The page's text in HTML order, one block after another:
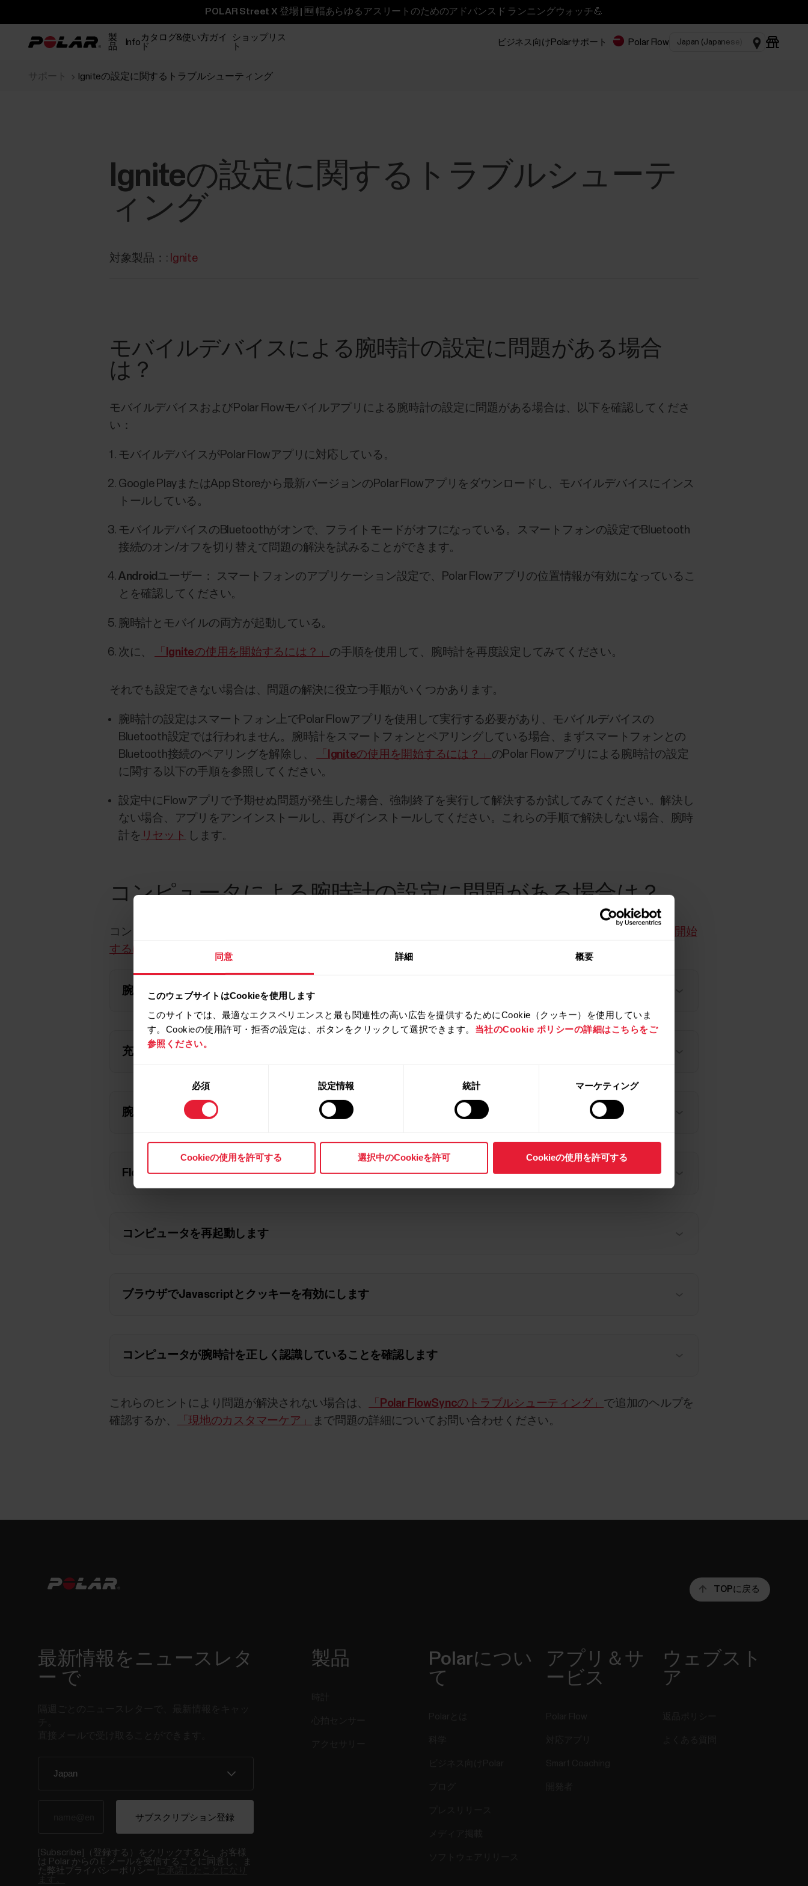
同意 詳細 概要
このウェブサイトはCookieを使用します
このサイトでは、最適なエクスペリエンスと最も関連性の高い広告を提供するためにCookie（クッキー）を使用していま
す。Cookieの使用許可・拒否の設定は、ボタンをクリックして選択できます。 当社のCookie ポリシーの詳細はこちらをご
参照ください。
選
必須 設定情報 統計 マーケティング
Cookieの使用を許可する 選択中のCookieを許可 Cookieの使用を許可する
POLAR Street X 登場 | 🆕 幅あらゆるアスリートのためのアドバンスド ランニングウォッチ💪
製
品
Info カタログ&使い方ガイ
ド
ショップリス
ト
ビジネス向けPolarサポート Polar Flow
サポート Igniteの設定に関するトラブルシューティング
Igniteの設定に関するトラブルシューテ
ィング
対象製品：: Ignite
モバイルデバイスによる腕時計の設定に問題がある場合
は？
モバイルデバイスおよびPolar Flowモバイルアプリによる腕時計の設定に問題がある場合は、以下を確認してくださ
い：
モバイルデバイスがPolar Flowアプリに対応している。
Google PlayまたはApp Storeから最新バージョンのPolar Flowアプリをダウンロードし、モバイルデバイスにインス
トールしている。
モバイルデバイスのBluetoothがオンで、フライトモードがオフになっている。スマートフォンの設定でBluetooth
接続のオン/オフを切り替えて問題の解決を試みることができます。
Androidユーザー ： スマートフォンのアプリケーション設定で、Polar Flowアプリの位置情報が有効になっているこ
とを確認してください。
腕時計とモバイルの両方が起動している。
次に、 「Igniteの使用を開始するには？」 の手順を使用して、腕時計を再度設定してみてください。
それでも設定できない場合は、問題の解決に役立つ手順がいくつかあります。
腕時計の設定はスマートフォン上でPolar Flowアプリを使用して実行する必要があり、モバイルデバイスの
Bluetooth設定では行われません。腕時計をスマートフォンとペアリングしている場合、まずスマートフォンとの
Bluetooth接続のペアリングを解除し、
「Igniteの使用を開始するには？」 のPolar Flowアプリによる腕時計の設定
に関する以下の手順を参照してください。
設定中にFlowアプリで予期せぬ問題が発生した場合、強制終了を実行して解決するか試してみてください。解決し
ない場合、アプリをアンインストールし、再びインストールしてください。これらの手順で解決しない場合、腕時
計を リセット します。
コンピュータによる腕時計の設定に問題がある場合は？
コンピュータによる腕時計の設定に問題がある場合は、下の手順を一度に1つずつ試してから、
「Igniteの使用を開始
するには？」
の手順を使用して、再度腕時計を設定してみてください。
腕時計とケーブルの充電接点が清潔であることを確認してください
充電ケーブルが機能していることを確認してください
腕時計を再起動する
FlowSyncを再起動します
コンピュータを再起動します
ブラウザでJavascriptとクッキーを有効にします
コンピュータが腕時計を正しく認識していることを確認します
これらのヒントにより問題が解決されない場合は、 「Polar FlowSyncのトラブルシューティング」 で追加のヘルプを
確認するか、
「現地のカスタマーケア」 まで問題の詳細についてお問い合わせください。
TOPに戻る
最新情報をニュースレタ
ー で
[Subscribe]（登録する）をクリックすると、お客様
は Polar からの E メールを受信することに同意し、ま
た弊社プライバシーポリシー
製品
Polarについ
て
アプリ＆サ
ービス
ウェブスト
ア